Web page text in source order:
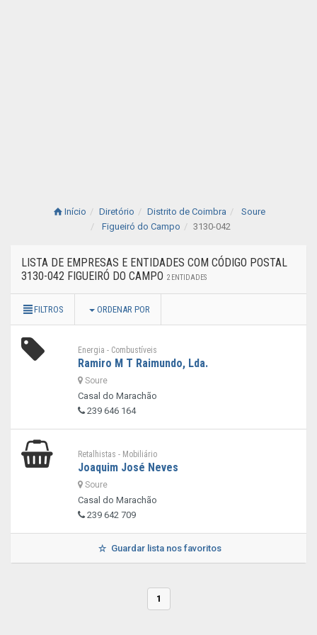
Início Diretório Distrito de Coimbra
Soure
Figueiró do Campo
3130-042
LISTA DE EMPRESAS E ENTIDADES COM CÓDIGO POSTAL
3130-042 FIGUEIRÓ DO CAMPO 2 ENTIDADES
FILTROS ORDENAR POR
Energia - Combustíveis
Ramiro M T Raimundo, Lda.
Soure
Casal do Marachão
239 646 164
Retalhistas - Mobiliário
Joaquim José Neves
Soure
Casal do Marachão
239 642 709
Guardar lista nos favoritos
1